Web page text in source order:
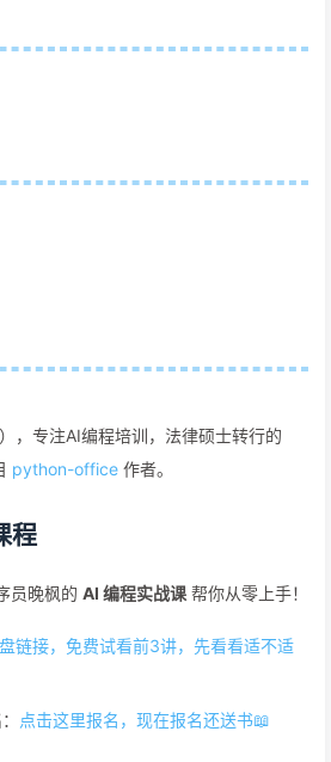
，专注AI编程培训，法律硕士转行的
python-office 作者。
程
员晚枫的 AI 编程实战课 帮你从零上手！
链接，免费试看前3讲，先看看适不适
： 点击这里报名，现在报名还送书📖